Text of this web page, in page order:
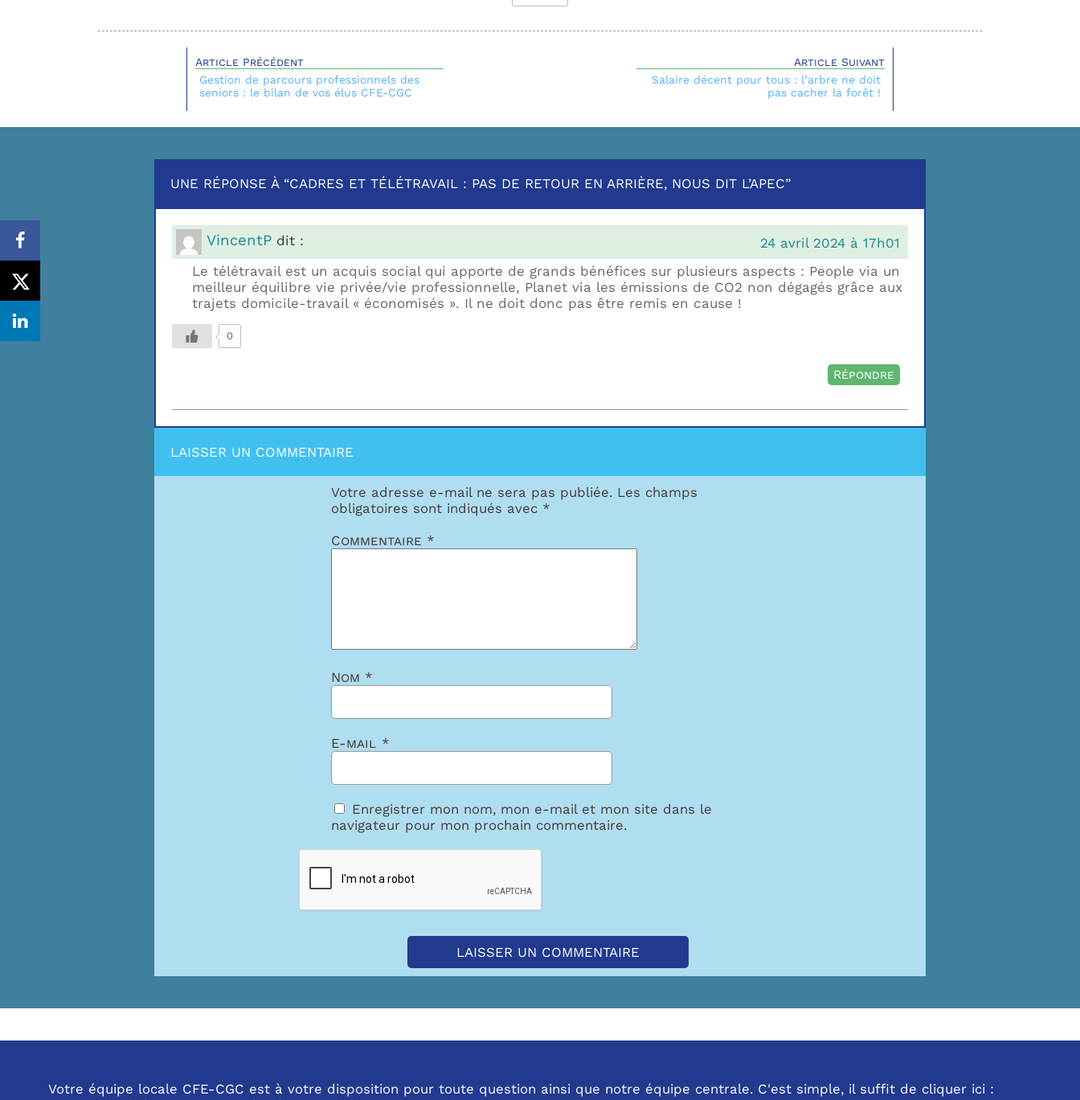
Article Précédent
Gestion de parcours professionnels des
seniors : le bilan de vos élus CFE-CGC
Article Suivant
Salaire décent pour tous : l’arbre ne doit
pas cacher la forêt !
UNE RÉPONSE À “CADRES ET TÉLÉTRAVAIL : PAS DE RETOUR EN ARRIÈRE, NOUS DIT L’APEC”
VincentP dit :
24 avril 2024 à 17h01
Le télétravail est un acquis social qui apporte de grands bénéfices sur plusieurs aspects : People via un
meilleur équilibre vie privée/vie professionnelle, Planet via les émissions de CO2 non dégagés grâce aux
trajets domicile-travail « économisés ». Il ne doit donc pas être remis en cause !
0
Répondre
LAISSER UN COMMENTAIRE
Votre adresse e-mail ne sera pas publiée. Les champs
obligatoires sont indiqués avec *
Commentaire *
Nom *
E-mail *
Enregistrer mon nom, mon e-mail et mon site dans le
navigateur pour mon prochain commentaire.
Votre équipe locale CFE-CGC est à votre disposition pour toute question ainsi que notre équipe centrale. C'est simple, il suffit de cliquer ici :